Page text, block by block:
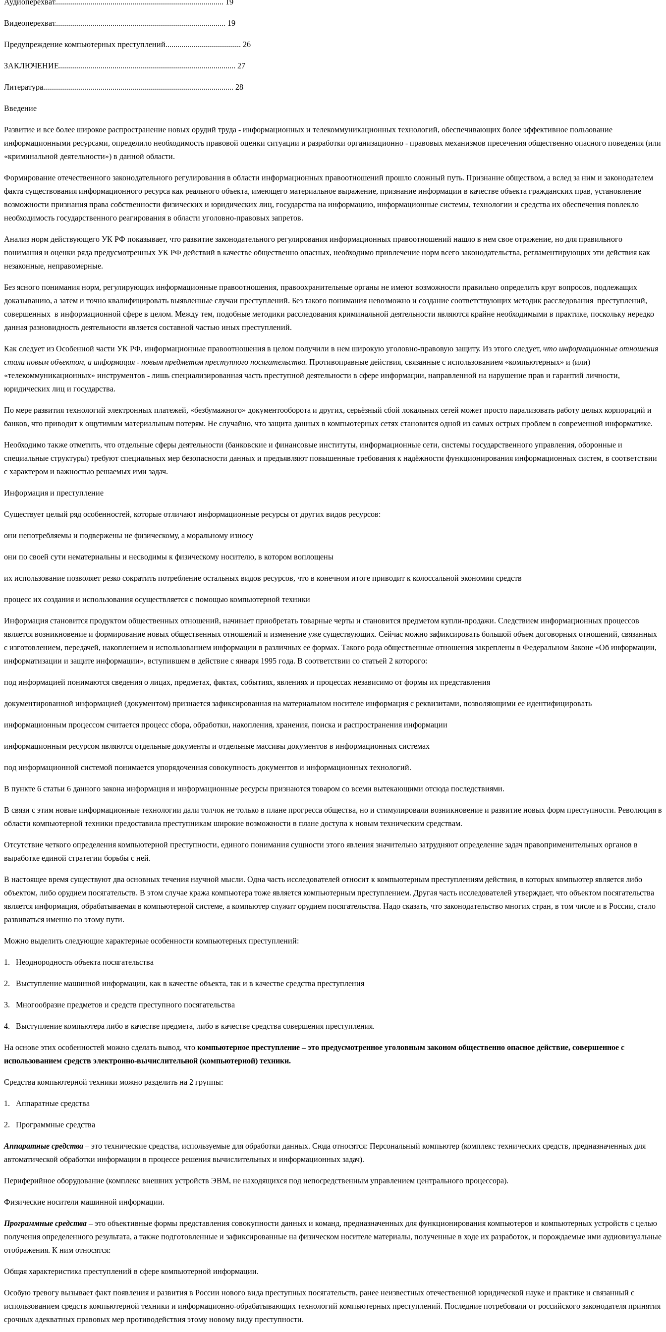
Видеоперехват...................................................................................... 19
Предупреждение компьютерных преступлений...................................... 26
ЗАКЛЮЧЕНИЕ......................................................................................... 27
Литература................................................................................................ 28
Введение
Развитие и все более широкое распространение новых орудий труда - информационных и телекоммуникационных технологий, обеспечивающих более эффективное пользование
информационными ресурсами, определило необходимость правовой оценки ситуации и разработки организационно - правовых механизмов пресечения общественно опасного поведения (или
«криминальной деятельности») в данной области.
Формирование отечественного законодательного регулирования в области информационных правоотношений прошло сложный путь. Признание обществом, а вслед за ним и законодателем
факта существования информационного ресурса как реального объекта, имеющего материальное выражение, признание информации в качестве объекта гражданских прав, установление
возможности признания права собственности физических и юридических лиц, государства на информацию, информационные системы, технологии и средства их обеспечения повлекло
необходимость государственного реагирования в области уголовно-правовых запретов.
Анализ норм действующего УК РФ показывает, что развитие законодательного регулирования информационных правоотношений нашло в нем свое отражение, но для правильного
понимания и оценки ряда предусмотренных УК РФ действий в качестве общественно опасных, необходимо привлечение норм всего законодательства, регламентирующих эти действия как
незаконные, неправомерные.
Без ясного понимания норм, регулирующих информационные правоотношения, правоохранительные органы не имеют возможности правильно определить круг вопросов, подлежащих
доказыванию, а затем и точно квалифицировать выявленные случаи преступлений. Без такого понимания невозможно и создание соответствующих методик расследования преступлений,
совершенных в информационной сфере в целом. Между тем, подобные методики расследования криминальной деятельности являются крайне необходимыми в практике, поскольку нередко
данная разновидность деятельности является составной частью иных преступлений.
Как следует из Особенной части УК РФ, информационные правоотношения в целом получили в нем широкую уголовно-правовую защиту. Из этого следует, что информационные отношения
стали новым объектом, а информация - новым предметом преступного посягательства. Противоправные действия, связанные с использованием «компьютерных» и (или)
«телекоммуникационных» инструментов - лишь специализированная часть преступной деятельности в сфере информации, направленной на нарушение прав и гарантий личности,
юридических лиц и государства.
По мере развития технологий электронных платежей, «безбумажного» документооборота и других, серьёзный сбой локальных сетей может просто парализовать работу целых корпораций и
банков, что приводит к ощутимым материальным потерям. Не случайно, что защита данных в компьютерных сетях становится одной из самых острых проблем в современной информатике.
Необходимо также отметить, что отдельные сферы деятельности (банковские и финансовые институты, информационные сети, системы государственного управления, оборонные и
специальные структуры) требуют специальных мер безопасности данных и предъявляют повышенные требования к надёжности функционирования информационных систем, в соответствии
с характером и важностью решаемых ими задач.
Информация и преступление
Существует целый ряд особенностей, которые отличают информационные ресурсы от других видов ресурсов:
они непотребляемы и подвержены не физическому, а моральному износу
они по своей сути нематериальны и несводимы к физическому носителю, в котором воплощены
их использование позволяет резко сократить потребление остальных видов ресурсов, что в конечном итоге приводит к колоссальной экономии средств
процесс их создания и использования осуществляется с помощью компьютерной техники
Информация становится продуктом общественных отношений, начинает приобретать товарные черты и становится предметом купли-продажи. Следствием информационных процессов
является возникновение и формирование новых общественных отношений и изменение уже существующих. Сейчас можно зафиксировать большой объем договорных отношений, связанных
с изготовлением, передачей, накоплением и использованием информации в различных ее формах. Такого рода общественные отношения закреплены в Федеральном Законе «Об информации,
информатизации и защите информации», вступившем в действие с января 1995 года. В соответствии со статьей 2 которого:
под информацией понимаются сведения о лицах, предметах, фактах, событиях, явлениях и процессах независимо от формы их представления
документированной информацией (документом) признается зафиксированная на материальном носителе информация с реквизитами, позволяющими ее идентифицировать
информационным процессом считается процесс сбора, обработки, накопления, хранения, поиска и распространения информации
информационным ресурсом являются отдельные документы и отдельные массивы документов в информационных системах
под информационной системой понимается упорядоченная совокупность документов и информационных технологий.
В пункте 6 статьи 6 данного закона информация и информационные ресурсы признаются товаром со всеми вытекающими отсюда последствиями.
В связи с этим новые информационные технологии дали толчок не только в плане прогресса общества, но и стимулировали возникновение и развитие новых форм преступности. Революция в
области компьютерной техники предоставила преступникам широкие возможности в плане доступа к новым техническим средствам.
Отсутствие четкого определения компьютерной преступности, единого понимания сущности этого явления значительно затрудняют определение задач правоприменительных органов в
выработке единой стратегии борьбы с ней.
В настоящее время существуют два основных течения научной мысли. Одна часть исследователей относит к компьютерным преступлениям действия, в которых компьютер является либо
объектом, либо орудием посягательств. В этом случае кража компьютера тоже является компьютерным преступлением. Другая часть исследователей утверждает, что объектом посягательства
является информация, обрабатываемая в компьютерной системе, а компьютер служит орудием посягательства. Надо сказать, что законодательство многих стран, в том числе и в России, стало
развиваться именно по этому пути.
Можно выделить следующие характерные особенности компьютерных преступлений:
1. Неоднородность объекта посягательства
2. Выступление машинной информации, как в качестве объекта, так и в качестве средства преступления
3. Многообразие предметов и средств преступного посягательства
4. Выступление компьютера либо в качестве предмета, либо в качестве средства совершения преступления.
На основе этих особенностей можно сделать вывод, что компьютерное преступление – это предусмотренное уголовным законом общественно опасное действие, совершенное с
использованием средств электронно-вычислительной (компьютерной) техники.
Средства компьютерной техники можно разделить на 2 группы:
1. Аппаратные средства
2. Программные средства
Аппаратные средства – это технические средства, используемые для обработки данных. Сюда относятся: Персональный компьютер (комплекс технических средств, предназначенных для
автоматической обработки информации в процессе решения вычислительных и информационных задач).
Периферийное оборудование (комплекс внешних устройств ЭВМ, не находящихся под непосредственным управлением центрального процессора).
Физические носители машинной информации.
Программные средства – это объективные формы представления совокупности данных и команд, предназначенных для функционирования компьютеров и компьютерных устройств с целью
получения определенного результата, а также подготовленные и зафиксированные на физическом носителе материалы, полученные в ходе их разработок, и порождаемые ими аудиовизуальные
отображения. К ним относятся:
Общая характеристика преступлений в сфере компьютерной информации.
Особую тревогу вызывает факт появления и развития в России нового вида преступных посягательств, ранее неизвестных отечественной юридической науке и практике и связанный с
использованием средств компьютерной техники и информационно-обрабатывающих технологий компьютерных преступлений. Последние потребовали от российского законодателя принятия
срочных адекватных правовых мер противодействия этому новому виду преступности.